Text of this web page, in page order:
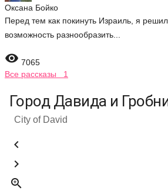
Оксана Бойко
Перед тем как покинуть Израиль, я
возможность разнообразить...
 7065
Все рассказы 1
Город Давида и
City of David


